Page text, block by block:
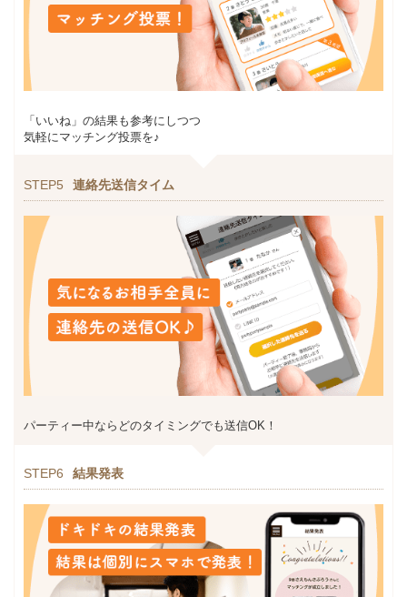
「いいね」の結果も参考にしつつ
気軽にマッチング投票を♪
STEP5 連絡先送信タイム
パーティー中ならどのタイミングでも送信OK！
STEP6 結果発表